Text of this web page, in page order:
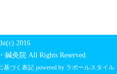
2016
灸院 All Rights Reserved.
基づく表記 powered by ラポールスタイル